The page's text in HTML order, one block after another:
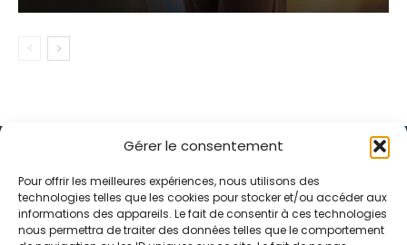
Gérer le consentement
Pour offrir les meilleures expériences, nous utilisons des
technologies telles que les cookies pour stocker et/ou accéder aux
informations des appareils. Le fait de consentir à ces technologies
nous permettra de traiter des données telles que le comportement
Alternative Média est une agence de relations presse et de
relations publiques basée à Grenoble. Depuis 1995, elle conçoit et